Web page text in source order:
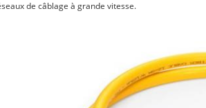
de câblage à grande vitesse.